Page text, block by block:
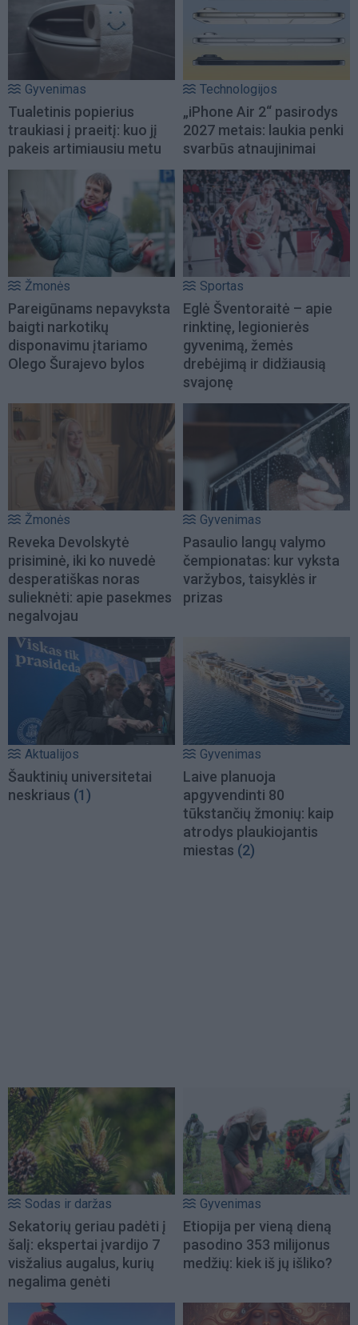
Gyvenimas
Tualetinis popierius
traukiasi į praeitį: kuo jį
pakeis artimiausiu metu
Technologijos
„iPhone Air 2“ pasirodys
2027 metais: laukia penki
svarbūs atnaujinimai
Žmonės
Pareigūnams nepavyksta
baigti narkotikų
disponavimu įtariamo
Olego Šurajevo bylos
Sportas
Eglė Šventoraitė – apie
rinktinę, legionierės
gyvenimą, žemės
drebėjimą ir didžiausią
svajonę
Žmonės
Reveka Devolskytė
prisiminė, iki ko nuvedė
desperatiškas noras
sulieknėti: apie pasekmes
negalvojau
Gyvenimas
Pasaulio langų valymo
čempionatas: kur vyksta
varžybos, taisyklės ir
prizas
Aktualijos
Šauktinių universitetai
neskriaus (1)
Gyvenimas
Laive planuoja
apgyvendinti 80
tūkstančių žmonių: kaip
atrodys plaukiojantis
miestas (2)
Sodas ir daržas
Sekatorių geriau padėti į
šalį: ekspertai įvardijo 7
visžalius augalus, kurių
negalima genėti
Gyvenimas
Etiopija per vieną dieną
pasodino 353 milijonus
medžių: kiek iš jų išliko?